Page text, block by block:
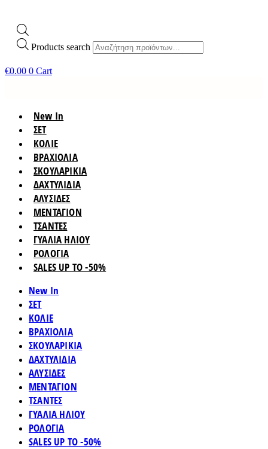
Products search
€0.00 0 Cart
New In
ΣΕΤ
ΚΟΛΙΕ
ΒΡΑΧΙΟΛΙΑ
ΣΚΟΥΛΑΡΙΚΙΑ
ΔΑΧΤΥΛΙΔΙΑ
ΑΛΥΣΙΔΕΣ
ΜΕΝΤΑΓΙΟΝ
ΤΣΑΝΤΕΣ
ΓΥΑΛΙΑ ΗΛΙΟΥ
ΡΟΛΟΓΙΑ
SALES UP TO -50%
New In
ΣΕΤ
ΚΟΛΙΕ
ΒΡΑΧΙΟΛΙΑ
ΣΚΟΥΛΑΡΙΚΙΑ
ΔΑΧΤΥΛΙΔΙΑ
ΑΛΥΣΙΔΕΣ
ΜΕΝΤΑΓΙΟΝ
ΤΣΑΝΤΕΣ
ΓΥΑΛΙΑ ΗΛΙΟΥ
ΡΟΛΟΓΙΑ
SALES UP TO -50%